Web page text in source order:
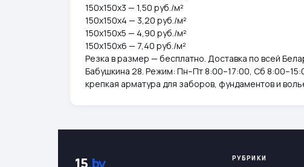
150х150х3 — 1,50 руб./м²
150х150х4 — 3,20 руб./м²
150х150х5 — 4,90 руб./м²
150х150х6 — 7,40 руб./м²
Резка в размер — бесплатно. Доставка по всей
Бабушкина 28. Режим: Пн–Пт 8:00–17:00, Сб
крепкая арматура для заборов, фундаментов и
15.by РУБРИКИ